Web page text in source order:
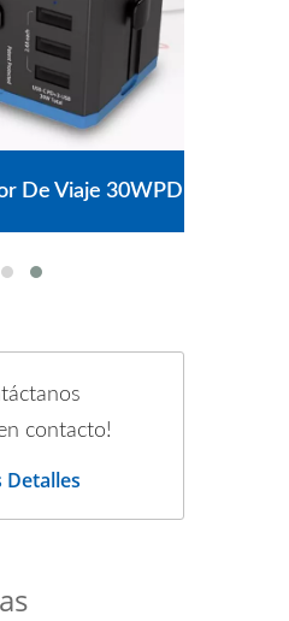
Viaje 30WPD
contacto!
Detalles